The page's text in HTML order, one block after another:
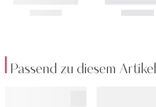
Passend zu diesem Artikel